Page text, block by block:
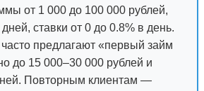
от 1 000 до 100 000 рублей,
ставки от 0 до 0.8% в день.
предлагают «первый займ
до 15 000–30 000 рублей и
Повторным клиентам —